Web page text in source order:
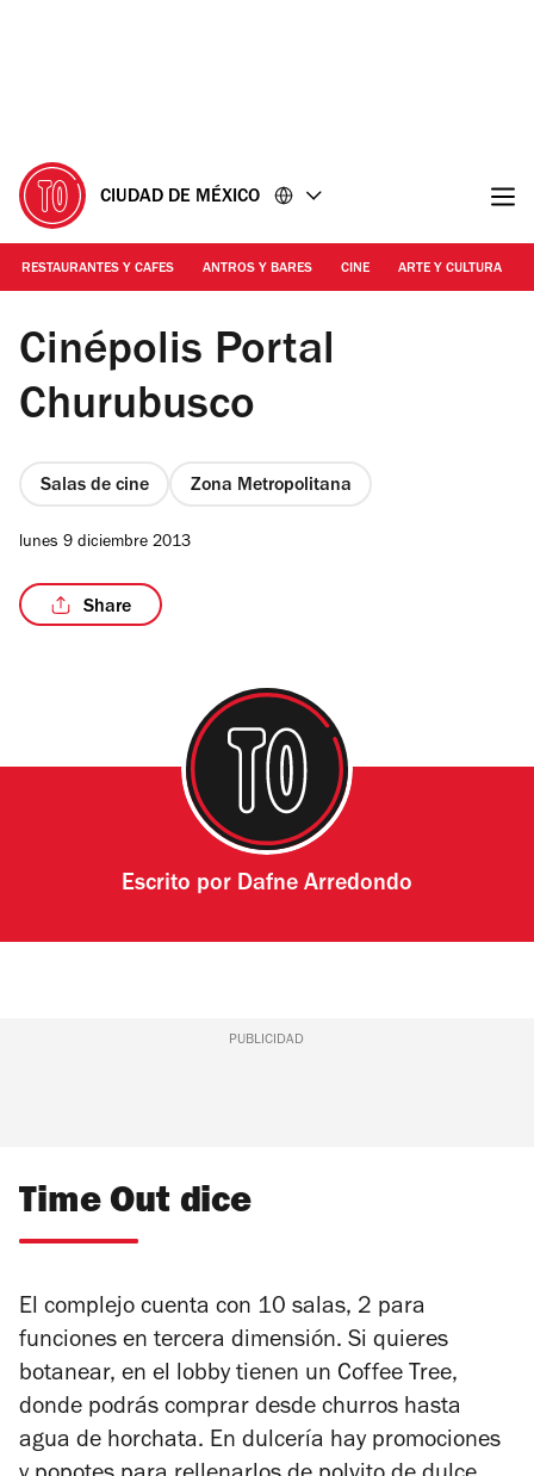
CIUDAD DE MÉXICO
RESTAURANTES Y CAFES ANTROS Y BARES CINE ARTE Y CULTURA
Foto: Dafne Arredondo
Cinépolis Portal
Churubusco
Salas de cine Zona Metropolitana
lunes 9 diciembre 2013
Share
Escrito por Dafne Arredondo
PUBLICIDAD
Time Out dice
El complejo cuenta con 10 salas, 2 para
funciones en tercera dimensión. Si quieres
botanear, en el lobby tienen un Coffee Tree,
donde podrás comprar desde churros hasta
agua de horchata. En dulcería hay promociones